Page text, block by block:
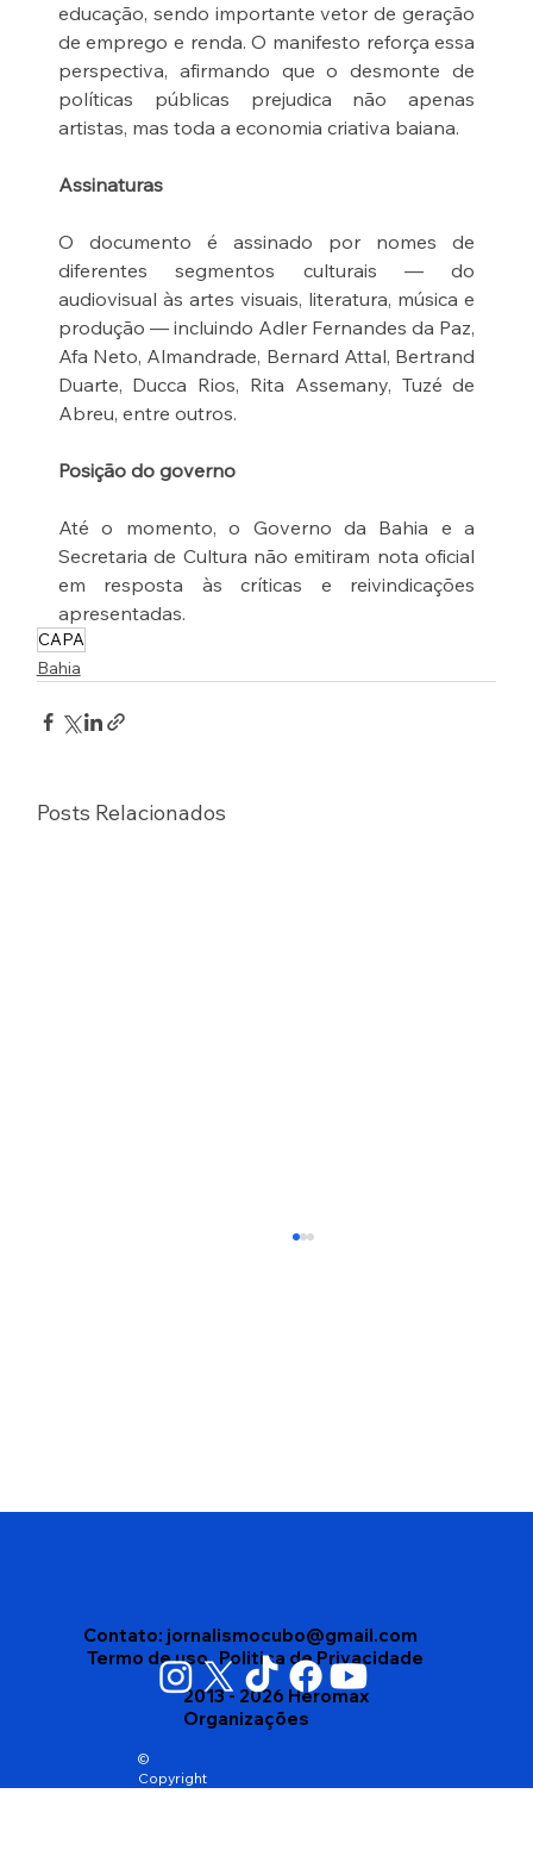
educação, sendo importante vetor de geração
de emprego e renda. O manifesto reforça essa
perspectiva, afirmando que o desmonte de
políticas públicas prejudica não apenas
artistas, mas toda a economia criativa baiana.
Assinaturas
O documento é assinado por nomes de
diferentes segmentos culturais — do
audiovisual às artes visuais, literatura, música e
produção — incluindo Adler Fernandes da Paz,
Afa Neto, Almandrade, Bernard Attal, Bertrand
Duarte, Ducca Rios, Rita Assemany, Tuzé de
Abreu, entre outros.
Posição do governo
Até o momento, o Governo da Bahia e a
Secretaria de Cultura não emitiram nota oficial
em resposta às críticas e reivindicações
apresentadas.
CAPA
Bahia
Posts Relacionados
Edson Gomes segue internado após
Contato: jornalismocubo@gmail.com
Termo de uso Politica de Privacidade
©
Copyright
2013 - 2026 Heromax
Organizações